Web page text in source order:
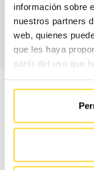
información sobre
nuestros partners
web, quienes
que les haya
partir del uso que